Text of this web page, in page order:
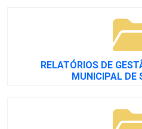
RELATÓRIOS DE
MUNICIPAL DE